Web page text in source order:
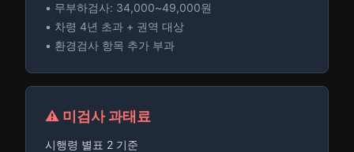
• 무부하검사: 34,000~49,000원
• 차령 4년 초과 + 권역 대상
• 환경검사 항목 추가 부과
⚠️ 미검사 과태료
시행령 별표 2 기준